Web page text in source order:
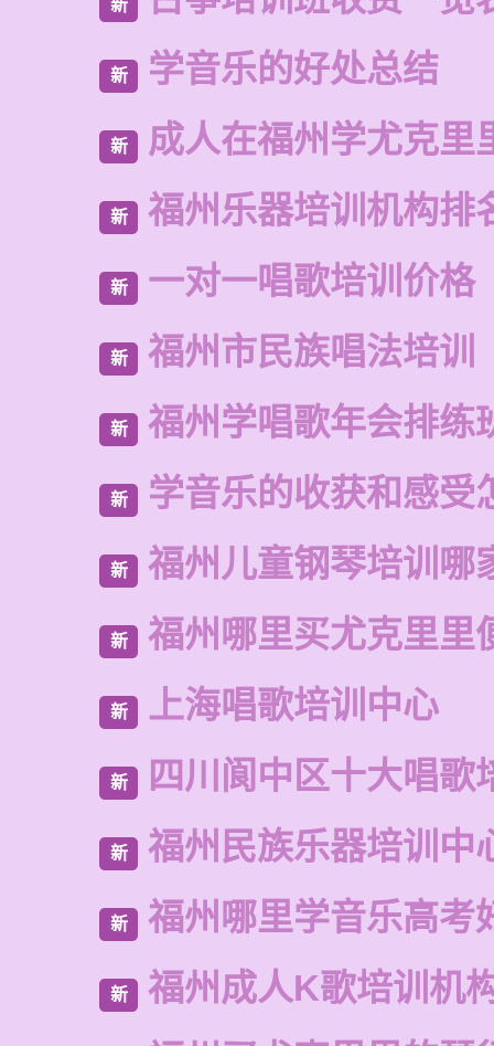
新
新 学音乐的好处总结
新 成人在福州学尤克里
新 福州乐器培训机构排
新 一对一唱歌培训价格
新 福州市民族唱法培训
新 福州学唱歌年会排练
新 学音乐的收获和感受
新 福州儿童钢琴培训哪
新 福州哪里买尤克里里
新 上海唱歌培训中心
新 四川阆中区十大唱歌
新 福州民族乐器培训中
新 福州哪里学音乐高考
新
福州成人K歌培训机